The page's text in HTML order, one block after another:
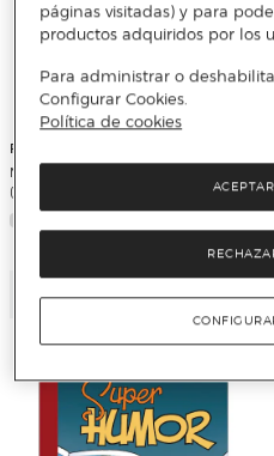
FRANCISCO IBÁÑEZ
Mortadelo y Filemón. Tokio 2020
(Magos del Humor 204) (Tapa dura)
Añadir
páginas visitadas) y para
productos adquiridos por los
Para administrar o
Configurar Cookies.
Política de cookies